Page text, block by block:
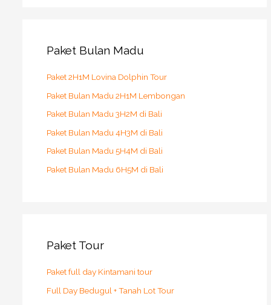
o
r
Paket Bulan Madu
Paket 2H1M Lovina Dolphin Tour
Paket Bulan Madu 2H1M Lembongan
Paket Bulan Madu 3H2M di Bali
Paket Bulan Madu 4H3M di Bali
Paket Bulan Madu 5H4M di Bali
Paket Bulan Madu 6H5M di Bali
Paket Tour
Paket full day Kintamani tour
Full Day Bedugul + Tanah Lot Tour